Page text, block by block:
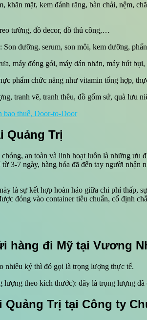
khăn mặt, kem đánh răng, bàn chải, nệm,
tường, đồ decor, đồ thủ công,…
: Son dưỡng, serum, son môi, kem dưỡng,
máy đóng gói, máy dán nhãn, máy hút
phẩm chức năng như vitamin tổng hợp,
tranh vẽ, tranh thêu, đồ gốm sứ, quà lưu
bao thuế, Door-to-Door
Quảng Trị
chóng, an toàn và linh hoạt luôn là những ưu
3-7 ngày, hàng hóa đã đến tay người nhận
là sự kết hợp hoàn hảo giữa chi phí thấp,
đóng vào container tiêu chuẩn, cố định
hàng đi Mỹ tại Vương
nhiêu ký thì đó gọi là trọng lượng thực tế.
lượng theo kích thước): đây là trọng lượng
Trị tại Công ty